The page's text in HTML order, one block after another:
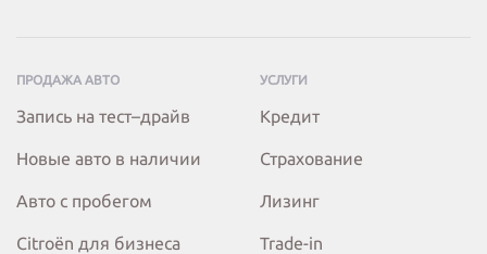
ПРОДАЖА АВТО
Запись на тест–драйв
Новые авто в наличии
Авто с пробегом
Citroёn для бизнеса
УСЛУГИ
Кредит
Страхование
Лизинг
Trade-in